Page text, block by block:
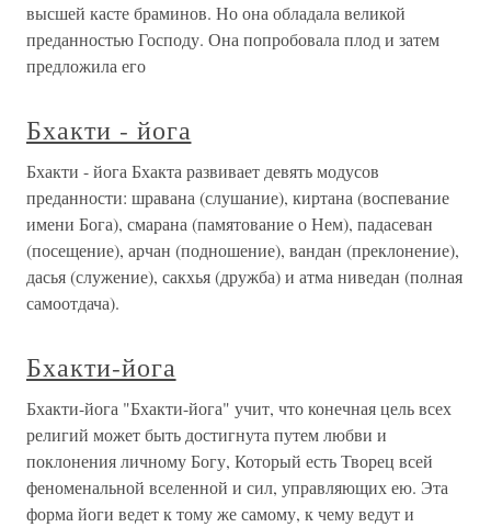
высшей касте браминов. Но она обладала великой
преданностью Господу. Она попробовала плод и затем
предложила его
Бхакти - йога
Бхакти - йога Бхакта развивает девять модусов
преданности: шравана (слушание), киртана (воспевание
имени Бога), смарана (памятование о Нем), падасеван
(посещение), арчан (подношение), вандан (преклонение),
дасья (служение), сакхья (дружба) и атма ниведан (полная
самоотдача).
Бхакти-йога
Бхакти-йога "Бхакти-йога" учит, что конечная цель всех
религий может быть достигнута путем любви и
поклонения личному Богу, Который есть Творец всей
феноменальной вселенной и сил, управляющих ею. Эта
форма йоги ведет к тому же самому, к чему ведут и